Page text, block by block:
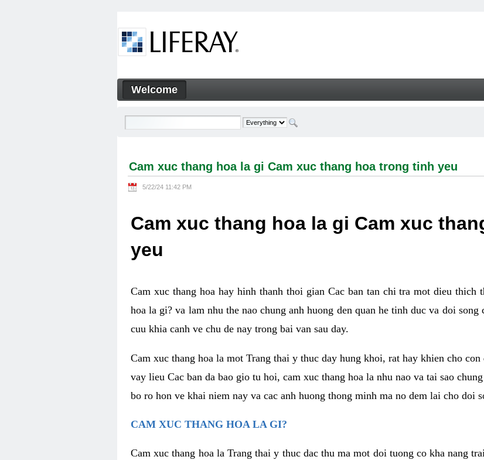
Cam xuc thang hoa la gi Cam xuc thang hoa trong tinh yeu - Welcome
Navigation
Welcome
Cam xuc thang hoa la gi Cam xuc thang hoa trong tinh yeu
5/22/24 11:42 PM
Cam xuc thang hoa la gi Cam xuc
yeu
Cam xuc thang hoa hay hinh thanh thoi gian Cac ban tan chi tra mot dieu thich
hoa la gi? va lam nhu the nao chung anh huong den quan he tinh duc va doi
cuu khia canh ve chu de nay trong bai van sau day.
Cam xuc thang hoa la mot Trang thai y thuc day hung khoi, rat hay khien cho
vay lieu Cac ban da bao gio tu hoi, cam xuc thang hoa la nhu nao va tai sao
bo ro hon ve khai niem nay va cac anh huong thong minh ma no dem lai cho doi
CAM XUC THANG HOA LA GI?
Cam xuc thang hoa la Trang thai y thuc dac thu ma mot doi tuong co kha nang